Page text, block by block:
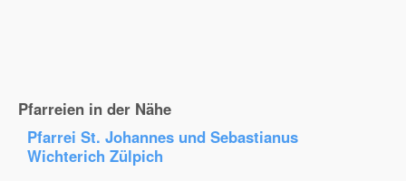
Pfarreien in der Nähe
Pfarrei St. Johannes und Sebastianus
Wichterich Zülpich